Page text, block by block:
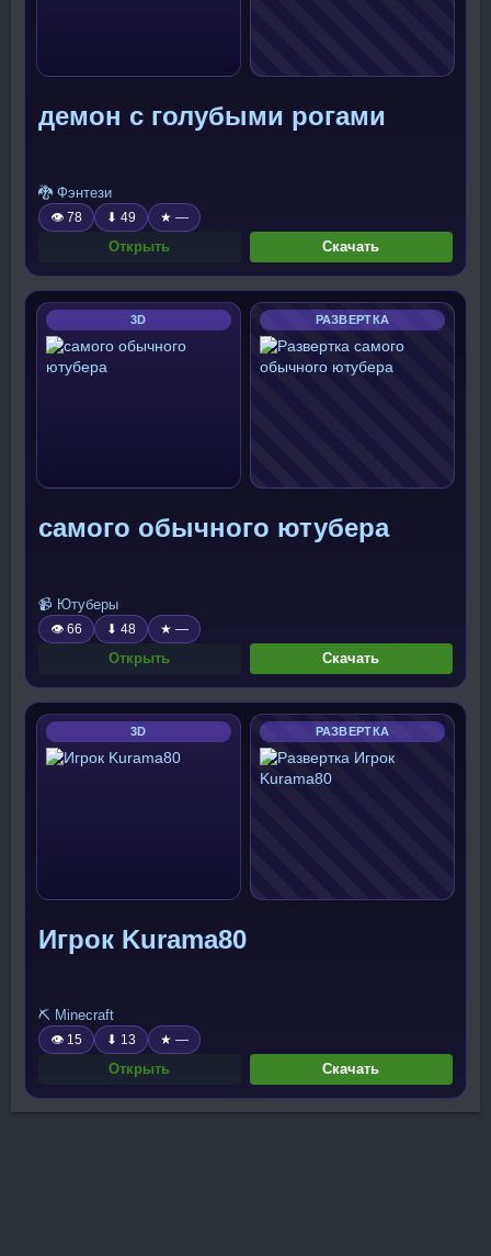
демон с голубыми рогами
🐉 Фэнтези
👁 78 ⬇ 49 ★ —
Открыть Скачать
3D РАЗВЕРТКА
самого обычного ютубера
📹 Ютуберы
👁 66 ⬇ 48 ★ —
Открыть Скачать
3D РАЗВЕРТКА
Игрок Kurama80
⛏️ Minecraft
👁 15 ⬇ 13 ★ —
Открыть Скачать